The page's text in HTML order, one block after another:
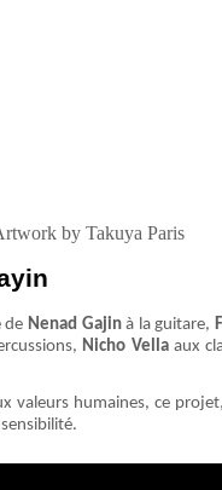
by Takuya Paris
de Nenad Gajinà la guitare,
Nicho Vellaaux
valeurs humaines, ce